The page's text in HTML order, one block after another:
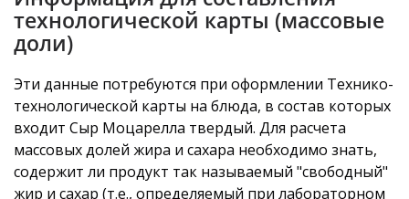
технологической карты (массовые
доли)
Эти данные потребуются при оформлении Технико-
технологической карты на блюда, в состав которых
входит Сыр Моцарелла твердый. Для расчета
массовых долей жира и сахара необходимо знать,
содержит ли продукт так называемый "свободный"
жир и сахар (т.е., определяемый при лабораторном